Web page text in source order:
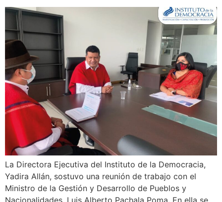
La Directora Ejecutiva del Instituto de la Democracia,
Yadira Allán, sostuvo una reunión de trabajo con el
Ministro de la Gestión y Desarrollo de Pueblos y